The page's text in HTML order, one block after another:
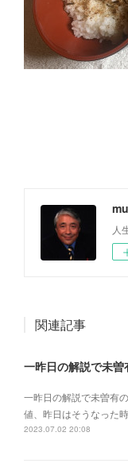
人
関連記事
一昨日の解説で未曽有
値、昨日はそうなった
2023.07.02 20:08